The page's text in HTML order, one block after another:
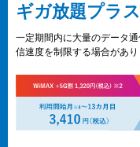
ギガ放題プラ
一定期間内に大量のデータ
信速度を制限する場合があり